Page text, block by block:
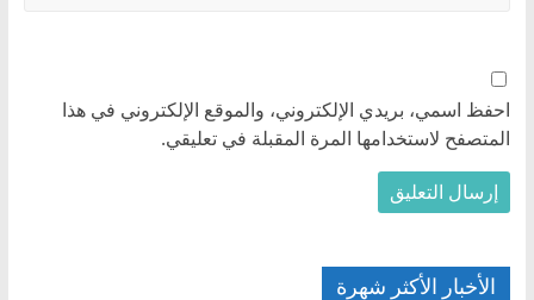
احفظ اسمي، بريدي الإلكتروني، والموقع الإلكتروني في هذا
المتصفح لاستخدامها المرة المقبلة في تعليقي.
الأخبار الأكثر شهرة